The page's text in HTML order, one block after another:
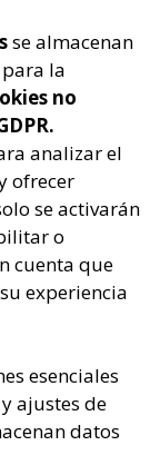
se almacenan
la
no
analizar el
ofrecer
se activarán
o
cuenta que
experiencia
esenciales
ajustes de
datos